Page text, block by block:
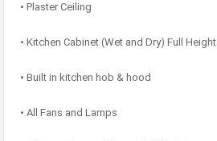
• Plaster Ceiling
• Kitchen Cabinet (Wet and Dry) Full Height
• Built in kitchen hob & hood
• All Fans and Lamps